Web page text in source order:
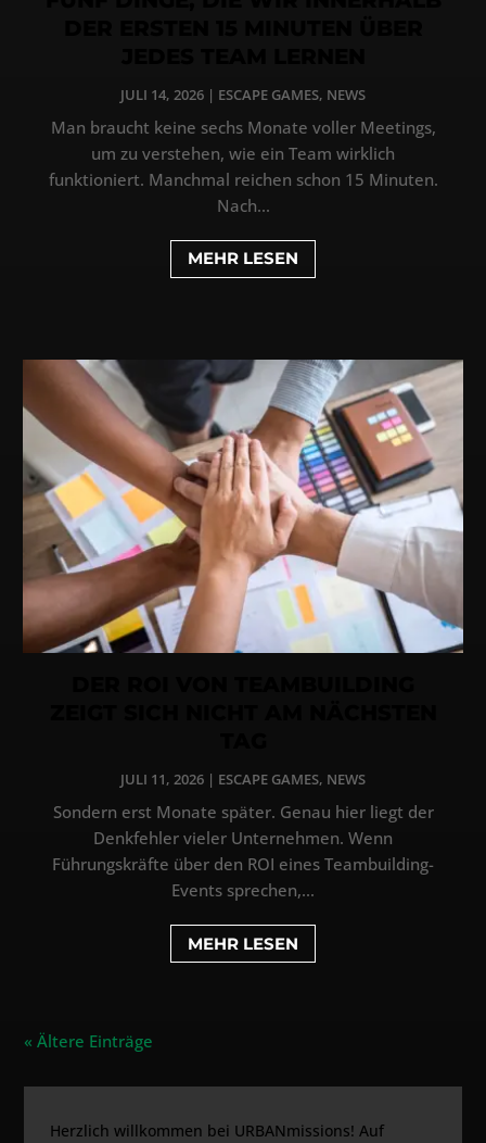
JULI 14, 2026 | ESCAPE GAMES, NEWS
Man braucht keine sechs Monate voller Meetings,
um zu verstehen, wie ein Team wirklich
funktioniert. Manchmal reichen schon 15 Minuten.
Nach...
MEHR LESEN
JULI 11, 2026 | ESCAPE GAMES, NEWS
Sondern erst Monate später. Genau hier liegt der
Denkfehler vieler Unternehmen. Wenn
Führungskräfte über den ROI eines Teambuilding-
Events sprechen,...
MEHR LESEN
« Ältere Einträge
Herzlich willkommen bei URBANmissions! Auf